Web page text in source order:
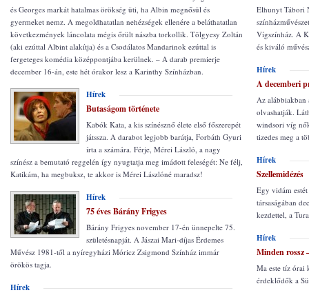
és Georges markát hatalmas örökség üti, ha Albin megnősül és
gyermeket nemz. A megoldhatatlan nehézségek ellenére a beláthatatlan
következmények láncolata mégis őrült nászba torkollik. Tölgyesy Zoltán
(aki ezúttal Albint alakítja) és a Csodálatos Mandarinok ezúttal is
fergeteges komédia középpontjába kerülnek. – A darab premierje
december 16-án, este hét órakor lesz a Karinthy Színházban.
Hírek
Butaságom története
Kabók Kata, a kis színésznő élete első főszerepét
játssza. A darabot legjobb barátja, Forbáth Gyuri
írta a számára. Férje, Mérei László, a nagy
színész a bemutató reggelén így nyugtatja meg imádott feleségét: Ne félj,
Katikám, ha megbuksz, te akkor is Mérei Lászlóné maradsz!
Hírek
75 éves Bárány Frigyes
Bárány Frigyes november 17-én ünnepelte 75.
születésnapját. A Jászai Mari-díjas Érdemes
Művész 1981-től a nyíregyházi Móricz Zsigmond Színház immár
örökös tagja.
Hírek
Elhunyt Tábori
Vígszínház. A
és kiváló
Hírek
A decemberi
Az alábbiakban
olvashatják.
windsori víg
tizedes meg a
Hírek
Szellemidézés
Egy vidám
társaságában
kezdettel, a
Hírek
Minden rossz
Ma este tíz órai
érdeklődők a